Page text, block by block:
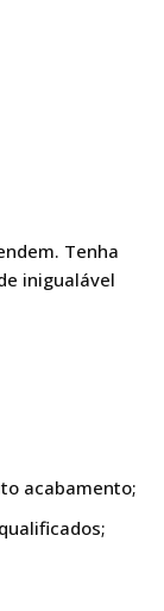
Tenha
inigualável
acabamento;